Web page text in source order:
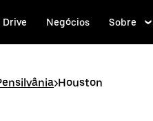
Drive Negócios Sobre
>Houston